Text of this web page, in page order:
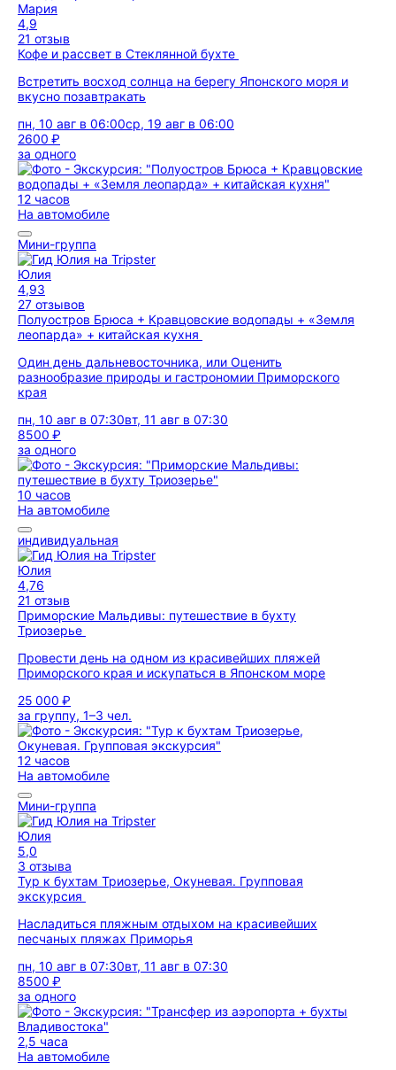
Мария
4,9
21 отзыв
Кофе и рассвет в Стеклянной бухте
Встретить восход солнца на берегу Японского моря и
вкусно позавтракать
пн, 10 авг в 06:00ср, 19 авг в 06:00
2600 ₽
за одного
12 часов
На автомобиле
Мини-группа
Юлия
4,93
27 отзывов
Полуостров Брюса + Кравцовские водопады + «Земля
леопарда» + китайская кухня
Один день дальневосточника, или Оценить
разнообразие природы и гастрономии Приморского
края
пн, 10 авг в 07:30вт, 11 авг в 07:30
8500 ₽
за одного
10 часов
На автомобиле
индивидуальная
Юлия
4,76
21 отзыв
Приморские Мальдивы: путешествие в бухту
Триозерье
Провести день на одном из красивейших пляжей
Приморского края и искупаться в Японском море
25 000 ₽
за группу, 1–3 чел.
12 часов
На автомобиле
Мини-группа
Юлия
5,0
3 отзыва
Тур к бухтам Триозерье, Окуневая. Групповая
экскурсия
Насладиться пляжным отдыхом на красивейших
песчаных пляжах Приморья
пн, 10 авг в 07:30вт, 11 авг в 07:30
8500 ₽
за одного
2,5 часа
На автомобиле